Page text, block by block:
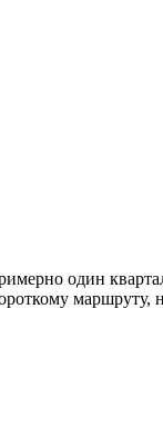
один
маршруту,